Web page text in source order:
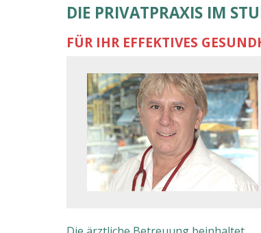
DIE PRIVATPRAXIS IM
FÜR IHR EFFEKTIVES